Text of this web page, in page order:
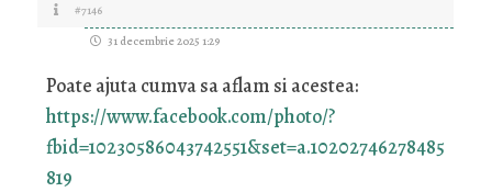
#7146
31 decembrie 2025 1:29
Poate ajuta cumva sa aflam si acestea:
https://www.facebook.com/photo/?
fbid=10230586043742551&set=a.10202746278485
819